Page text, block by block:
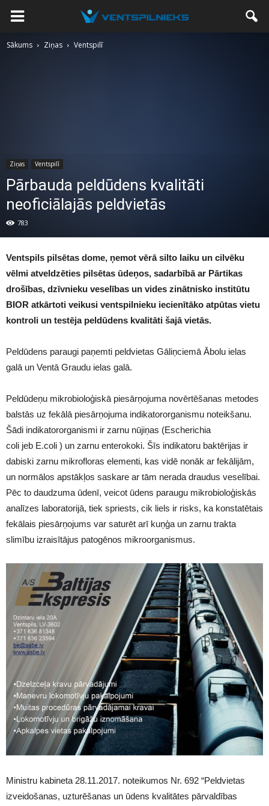
Sākums Ziņas Ventspilī
Ziņas Ventspilī
Pārbauda peldūdens kvalitāti
neoficiālajās peldvietās
783
Ventspils pilsētas dome, ņemot vērā silto laiku un cilvēku
vēlmi atveldzēties pilsētas ūdeņos, sadarbībā ar Pārtikas
drošības, dzīvnieku veselības un vides zinātnisko institūtu
BIOR atkārtoti veikusi ventspilnieku iecienītāko atpūtas vietu
kontroli un testēja peldūdens kvalitāti šajā vietās.
Peldūdens paraugi paņemti peldvietas Gāliņciemā Ābolu ielas
galā un Ventā Graudu ielas galā.
Peldūdeņu mikrobioloģiskā piesārņojuma novērtēšanas metodes
balstās uz fekālā piesārņojuma indikatororganismu noteikšanu.
Šādi indikatororganismi ir zarnu nūjiņas (Escherichia
coli jeb E.coli ) un zarnu enterokoki. Šīs indikatoru baktērijas ir
dabiski zarnu mikrofloras elementi, kas vidē nonāk ar fekālijām,
un normālos apstākļos saskare ar tām nerada draudus veselībai.
Pēc to daudzuma ūdenī, veicot ūdens paraugu mikrobioloģiskās
analīzes laboratorijā, tiek spriests, cik liels ir risks, ka konstatētais
fekālais piesārņojums var saturēt arī kuņģa un zarnu trakta
slimību izraisītājus patogēnos mikroorganismus.
Ministru kabineta 28.11.2017. noteikumos Nr. 692 “Peldvietas
izveidošanas, uzturēšanas un ūdens kvalitātes pārvaldības